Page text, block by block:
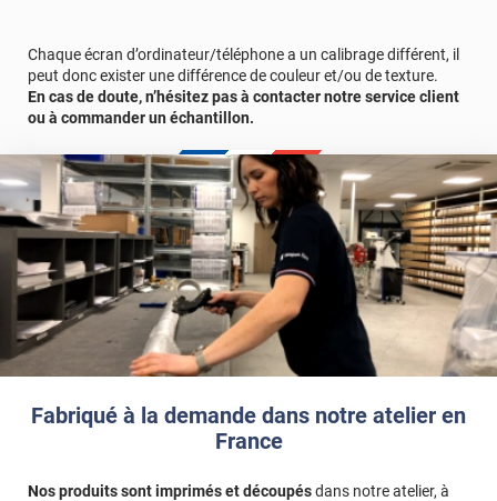
Fabriqué à la demande dans notre atelier en
France
Nos produits sont imprimés et découpésdans notre atelier, à
Chaque écran d’ordinateur/téléphone a un calibrage différent, il
peut donc exister une différence de couleur et/ou de texture.
En cas de doute, n’hésitez pas à contacter notre service client
ou à commander un échantillon.